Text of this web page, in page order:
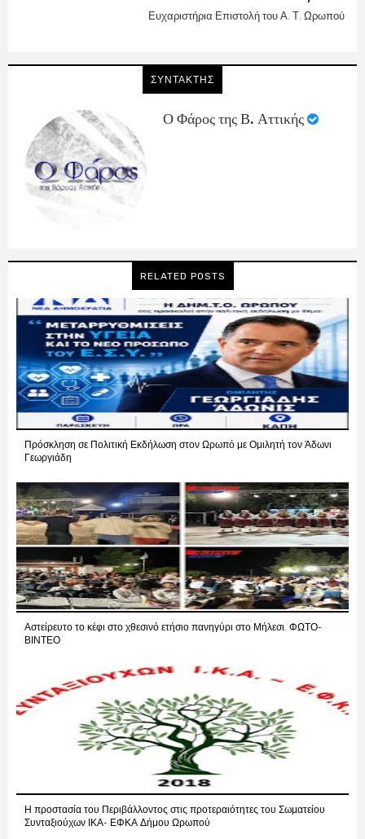
Ευχαριστήρια Επιστολή του Α. Τ. Ωρωπού
ΣΥΝΤΑΚΤΗΣ
Ο Φάρος της Β. Αττικής
RELATED POSTS
Πρόσκληση σε Πολιτική Εκδήλωση στον Ωρωπό με Ομιλητή τον Άδωνι
Γεωργιάδη
Αστείρευτο το κέφι στο χθεσινό ετήσιο πανηγύρι στο Μήλεσι. ΦΩΤΟ-
ΒΙΝΤΕΟ
Η προστασία του Περιβάλλοντος στις προτεραιότητες του Σωματείου
Συνταξιούχων ΙΚΑ- ΕΦΚΑ Δήμου Ωρωπού